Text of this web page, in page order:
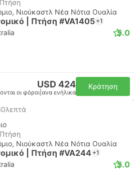
Νιούκαστλ Νέα Νότια Ουαλία
| Πτήση #VA1405 +1
5.0
USD 424
οι φόροι ανα ενήλικα
Κράτηση
Νιούκαστλ Νέα Νότια Ουαλία
| Πτήση #VA244 +1
5.0